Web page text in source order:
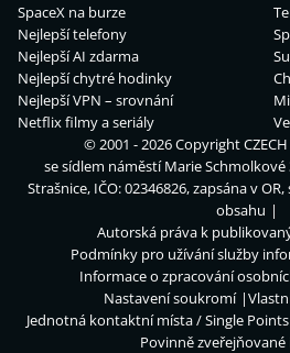
SpaceX na burze
Nejlepší telefony
Nejlepší AI zdarma
Nejlepší chytré hodinky
Nejlepší VPN – srovnání
Netflix filmy a seriály
© 2001 - 2026 Copyright
se sídlem náměstí Marie Schmolkové
Strašnice, IČO: 02346826, zapsána v
obsahu
Autorská práva k
Podmínky pro užívání služby
Informace o zpracování
Nastavení soukromí
Jednotná kontaktní místa / Single
Povinně